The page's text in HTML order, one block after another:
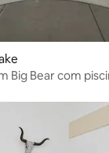
Big Bear com